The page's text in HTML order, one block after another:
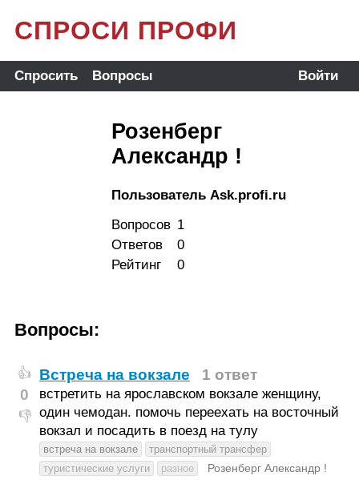
СПРОСИ ПРОФИ
Спросить Вопросы Войти
Розенберг
Александр !
Пользователь Ask.profi.ru
Вопросов 1
Ответов
0
Рейтинг
0
Вопросы:
👍
0
👎
Встреча на вокзале 1 ответ
встретить на ярославском вокзале женщину,
один чемодан. помочь переехать на восточный
вокзал и посадить в поезд на тулу
встреча на вокзале
транспортный трансфер
туристические услуги
разное
Розенберг Александр !